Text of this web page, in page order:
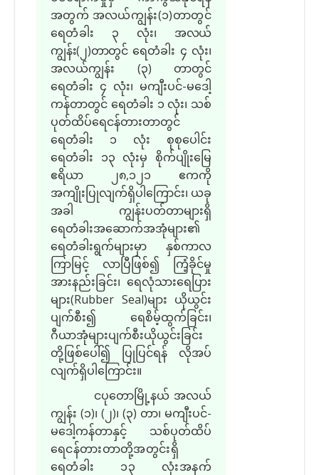
အတွက် အလယ်ကျွန်း(၁)တာတွင်
ရေတံခါး ၃ လုံး၊ အလယ်
ကျွန်း(၂)တာတွင်ရေတံခါး ၄ လုံး၊
အလယ်ကျွန်း (၃) တာတွင်
ရေတံခါး ၄ လုံး၊ မကျီးပင်-မဒေါ့
ကန်တာတွင် ရေတံခါး ၁ လုံး၊ သစ်
ပုတ်ထိပ်ရေငန်တားတာတွင်
ရေတံခါး ၁ လုံး စုစုပေါင်း
ရေတံခါး ၁၃ လုံးမှ စိုက်ပျိုးမြေ
ဧရိယာ ၂၈,၁၂၁ ဧကကို
အကျိုးပြုလျက်ရှိပါကြောင်း၊ ယခု
အခါ ကျွန်းပတ်တာများရှိ
ရေတံခါးအဆောက်အအုံများ၏
ရေတံခါးရွက်များမှာ နှစ်ကာလ
ကြာမြင့် လာပြီဖြစ်၍ ကြံ့ခိုင်မှု
အားနည်းခြင်း၊ ရေလုံသားရေပြား
များ(Rubber Seal)များ ယိုယွင်း
ပျက်စီး၍ ရေစိမ့်ထွက်ခြင်း၊
ဂီယာအုံများပျက်စီးယိုယွင်းခြင်း
တို့ဖြစ်ပေါ်၍ ပြုပြင်ရန် လိုအပ်
လျက်ရှိပါကြောင်း။
ငပုတောမြို့နယ် အလယ်
ကျွန်း (၁)၊ (၂)၊ (၃) တာ၊ မကျီးပင်-
မဒေါ့ကန်တာနှင့် သစ်ပုတ်ထိပ်
ရေငန်တားတာတို့အတွင်းရှိ
ရေတံခါး ၁၃ လုံးအနက်